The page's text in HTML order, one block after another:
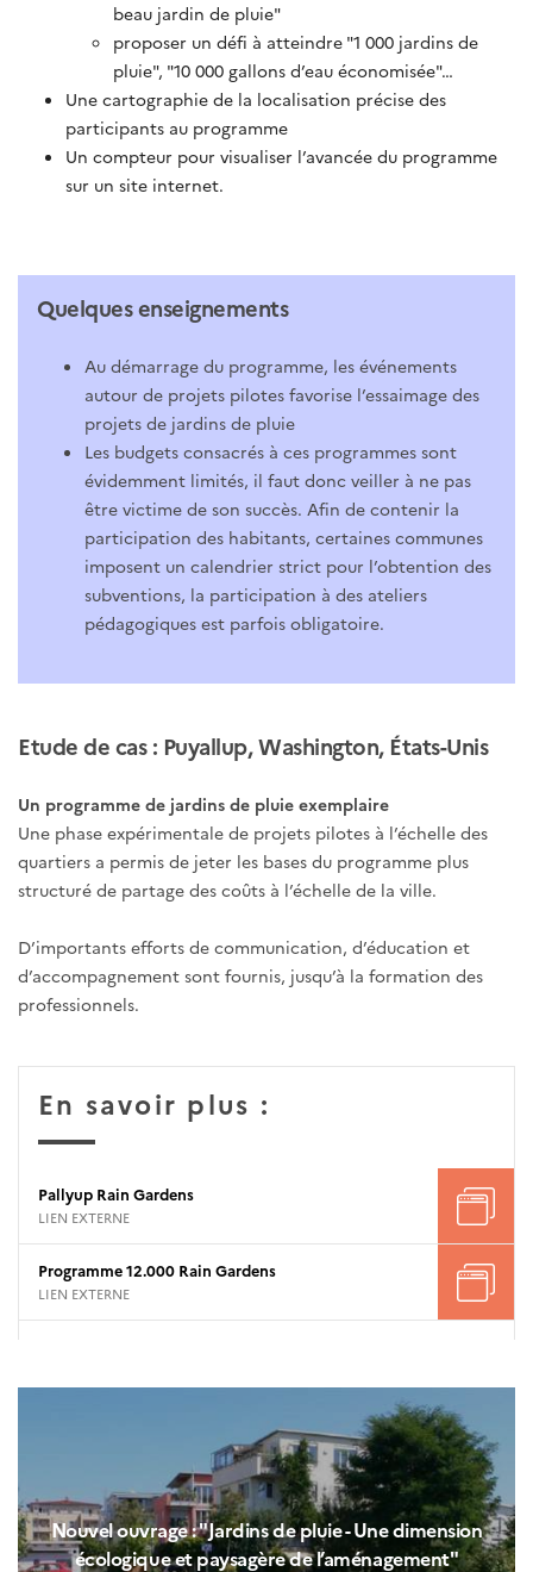
beau jardin de pluie"
proposer un défi à atteindre "1 000 jardins de
pluie", "10 000 gallons d’eau économisée"…
Une cartographie de la localisation précise des
participants au programme
Un compteur pour visualiser l’avancée du programme
sur un site internet.
Quelques enseignements
Au démarrage du programme, les événements
autour de projets pilotes favorise l’essaimage des
projets de jardins de pluie
Les budgets consacrés à ces programmes sont
évidemment limités, il faut donc veiller à ne pas
être victime de son succès. Afin de contenir la
participation des habitants, certaines communes
imposent un calendrier strict pour l’obtention des
subventions, la participation à des ateliers
pédagogiques est parfois obligatoire.
Etude de cas : Puyallup, Washington, États-Unis
Un programme de jardins de pluie exemplaire
Une phase expérimentale de projets pilotes à l’échelle des
quartiers a permis de jeter les bases du programme plus
structuré de partage des coûts à l’échelle de la ville.
D’importants efforts de communication, d’éducation et
d’accompagnement sont fournis, jusqu’à la formation des
professionnels.
En savoir plus :
Pallyup Rain Gardens
LIEN EXTERNE
Programme 12.000 Rain Gardens
LIEN EXTERNE
Nouvel ouvrage : "Jardins de pluie - Une dimension
écologique et paysagère de l’aménagement"